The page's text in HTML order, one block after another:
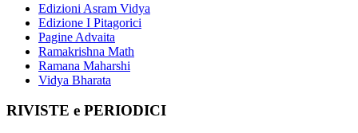
Edizioni Asram Vidya
Edizione I Pitagorici
Pagine Advaita
Ramakrishna Math
Ramana Maharshi
Vidya Bharata
RIVISTE e PERIODICI